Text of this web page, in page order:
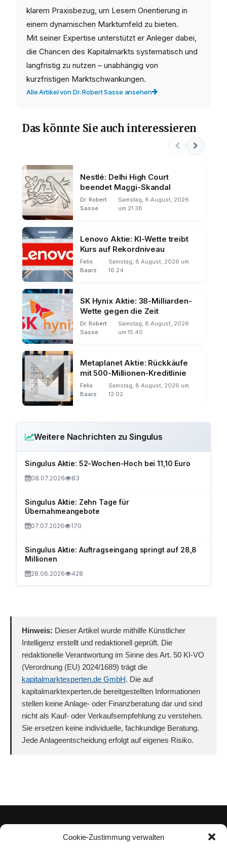
Cookie-Zustimmung verwalten
klarem Praxisbezug, um Lesern Orientierung in
einem dynamischen Marktumfeld zu bieten.
Mit seiner Expertise unterstützt er Anleger dabei,
die Chancen des Kapitalmarkts systematisch und
langfristig zu nutzen – unabhängig von
kurzfristigen Marktschwankungen.
Alle Artikel von Dr. Robert Sasse ansehen
Das könnte Sie auch interessieren
Nestlé: Delhi High Court
beendet Maggi-Skandal
Dr. Robert
Sasse
Samstag, 8 August, 2026
um 21:38
Lenovo Aktie: KI-Wette treibt
Kurs auf Rekordniveau
Felix
Baarz
Samstag, 8 August, 2026 um
16:24
SK Hynix Aktie: 38-Milliarden-
Wette gegen die Zeit
Dr. Robert
Sasse
Samstag, 8 August, 2026
um 15:40
Metaplanet Aktie: Rückkäufe
mit 500-Millionen-Kreditlinie
Felix
Baarz
Samstag, 8 August, 2026 um
12:02
Weitere Nachrichten zu Singulus
Singulus Aktie: 52-Wochen-Hoch bei 11,10 Euro
08.07.2026 83
Singulus Aktie: Zehn Tage für
Übernahmeangebote
07.07.2026 170
Singulus Aktie: Auftragseingang springt auf 28,8
Millionen
28.06.2026 428
Hinweis: Dieser Artikel wurde mithilfe Künstlicher
Intelligenz erstellt und redaktionell geprüft. Die
redaktionelle Verantwortung im Sinne des Art. 50 KI-VO
(Verordnung (EU) 2024/1689) trägt die
kapitalmarktexperten.de GmbH. Die auf
kapitalmarktexperten.de bereitgestellten Informationen
stellen keine Anlage- oder Finanzberatung dar und sind
nicht als Kauf- oder Verkaufsempfehlung zu verstehen.
Sie ersetzen keine individuelle, fachkundige Beratung.
Jede Anlageentscheidung erfolgt auf eigenes Risiko.